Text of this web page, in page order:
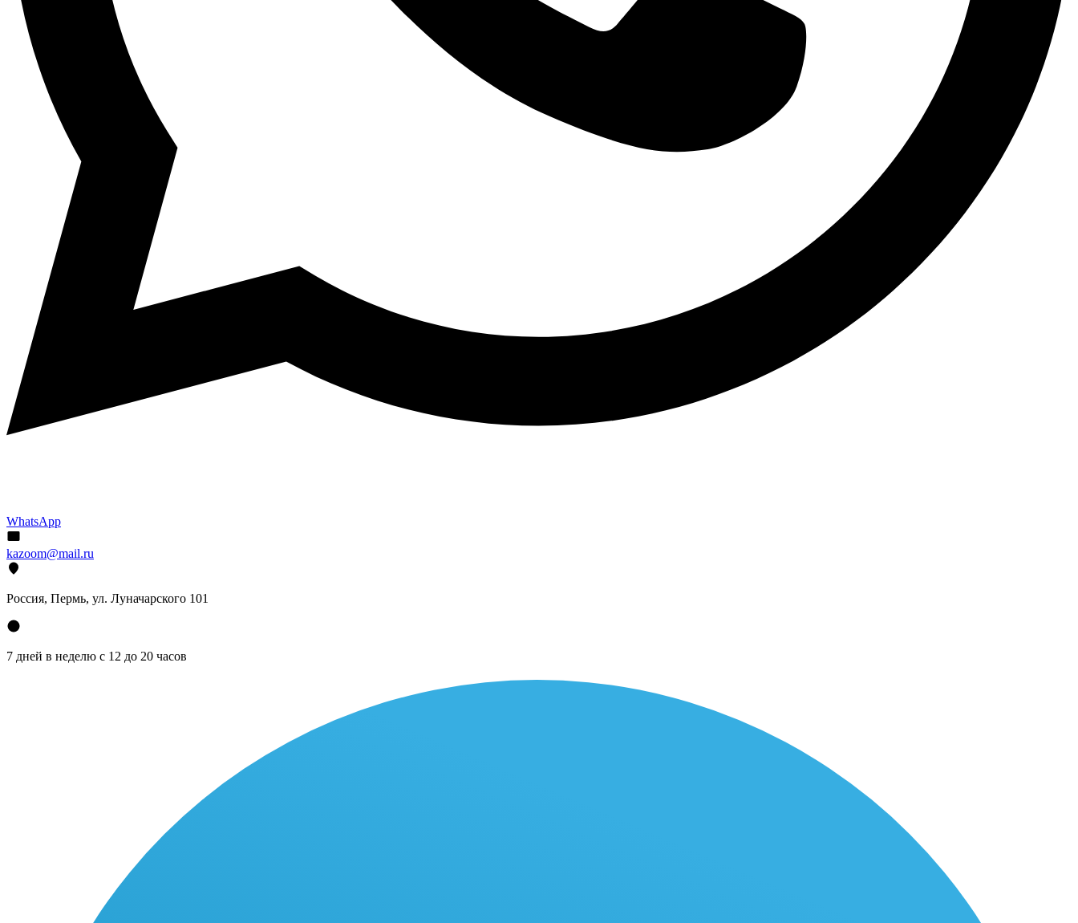
WhatsApp
kazoom@mail.ru
Россия, Пермь, ул. Луначарского 101
7 дней в неделю с 12 до 20 часов